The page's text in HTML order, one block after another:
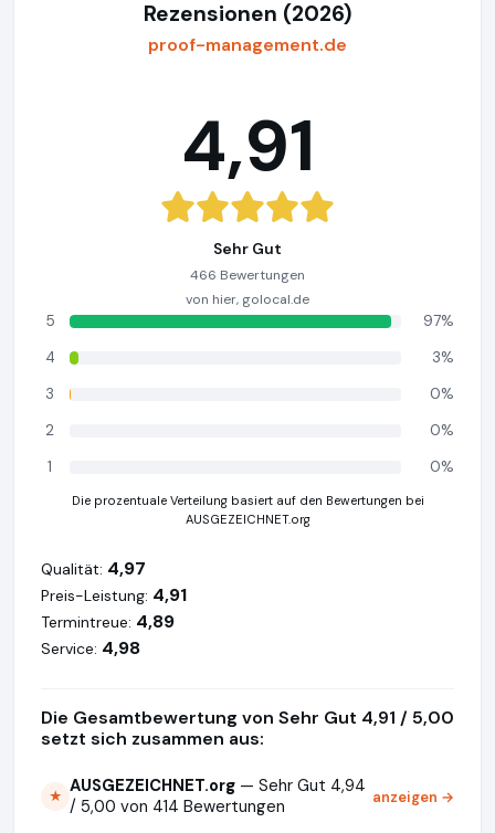
Rezensionen (2026)
proof-management.de
4,91
Sehr Gut
466 Bewertungen
von hier, golocal.de
5
97%
4
3%
3
0%
2
0%
1
0%
Die prozentuale Verteilung basiert auf den Bewertungen bei
AUSGEZEICHNET.org
Qualität: 4,97
Preis-Leistung: 4,91
Termintreue: 4,89
Service: 4,98
Die Gesamtbewertung von Sehr Gut 4,91 / 5,00
setzt sich zusammen aus:
★ AUSGEZEICHNET.org — Sehr Gut 4,94
/ 5,00 von 414 Bewertungen
anzeigen →